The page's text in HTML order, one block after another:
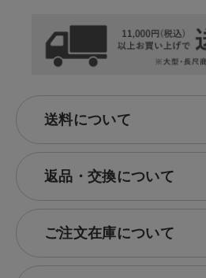
送料について
返品・交換について
ご注文在庫について